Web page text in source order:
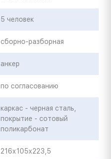
5 человек
сборно-разборная
анкер
по согласованию
каркас - черная сталь,
покрытие - сотовый
поликарбонат
216х105х223,5